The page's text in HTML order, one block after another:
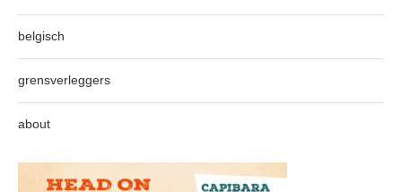
belgisch
grensverleggers
about